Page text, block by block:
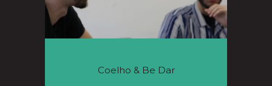
Coelho & Be Dar